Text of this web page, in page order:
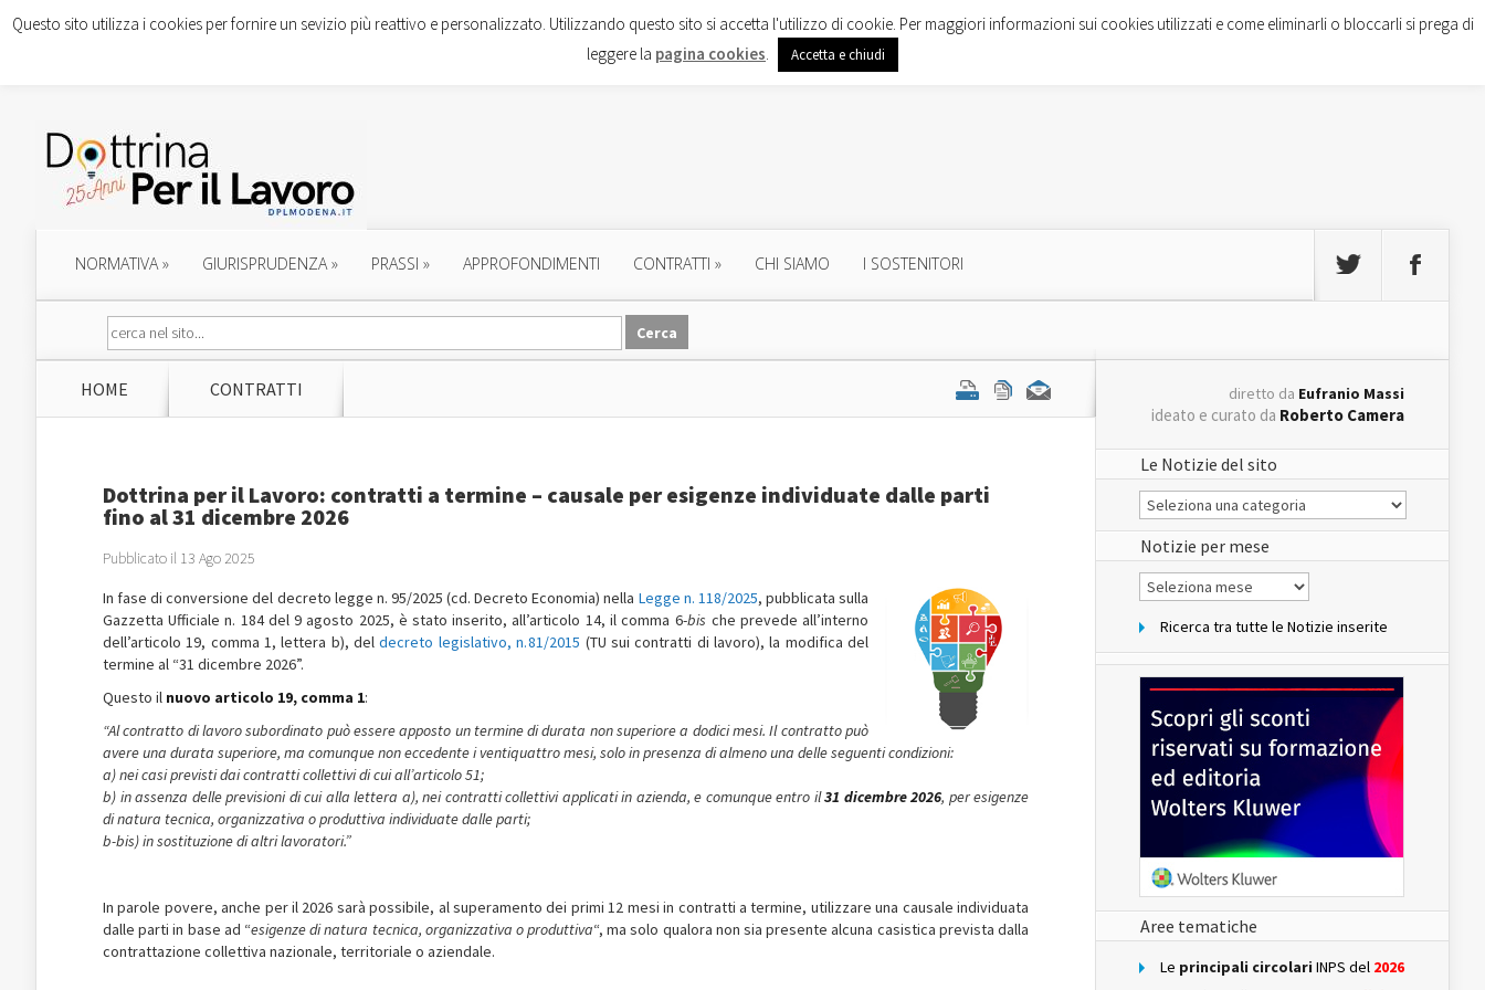
NORMATIVA» GIURISPRUDENZA» PRASSI » APPROFONDIMENTI CONTRATTI » CHI SIAMO I SOSTENITORI
HOME CONTRATTI
Dottrina per il Lavoro: contratti a termine – causale per esigenze individuate dalle parti
fino al 31 dicembre 2026
Pubblicato il 13 Ago 2025
In fase di conversione del decreto legge n. 95/2025 (cd. Decreto Economia) nella Legge n. 118/2025, pubblicata sulla
Gazzetta Ufficiale n. 184 del 9 agosto 2025, è stato inserito, all’articolo 14, il comma 6-bis che prevede all’interno
dell’articolo 19, comma 1, lettera b), deldecreto legislativo, n. 81/2015 (TU sui contratti di lavoro), la modifica del
termine al “31 dicembre 2026”.
Questo il nuovo articolo 19, comma 1:
“Al contratto di lavoro subordinato può essere apposto un termine di durata non superiore a dodici mesi. Il contratto può
avere una durata superiore, ma comunque non eccedente i ventiquattro mesi, solo in presenza di almeno una delle seguenti condizioni:
a) nei casi previsti dai contratti collettivi di cui all’articolo 51;
b) in assenza delle previsioni di cui alla lettera a), nei contratti collettivi applicati in azienda, e comunque entro il31 dicembre 2026, per esigenze
di natura tecnica, organizzativa o produttiva individuate dalle parti;
b-bis) in sostituzione di altri lavoratori.”
In parole povere, anche per il 2026 sarà possibile, al superamento dei primi 12 mesi in contratti a termine, utilizzare una causale individuata
dalle parti in base ad “esigenze di natura tecnica, organizzativa o produttiva“, ma solo qualora non sia presente alcuna casistica prevista dalla
contrattazione collettiva nazionale, territoriale o aziendale.
diretto da Eufranio Massi
ideato e curato da Roberto Camera
Le Notizie del sito
Le
Notizie
del
sito
Notizie per mese
Notizie
per
Ricerca tra tutte le Notizie inserite
Aree tematiche
Le principali circolari INPS del 2026
Questo sito utilizza i cookies per fornire un sevizio più reattivo e personalizzato. Utilizzando questo sito si accetta l'utilizzo di cookie. Per maggiori informazioni sui cookies utilizzati e come eliminarli o bloccarli si prega di
leggere la pagina cookies. Accetta e chiudi